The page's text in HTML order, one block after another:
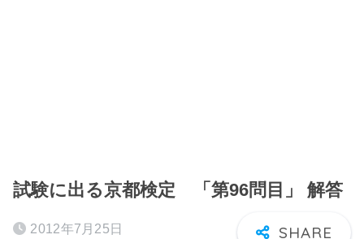
試験に出る京都検定 「第96問目」 解答
2012年7月25日